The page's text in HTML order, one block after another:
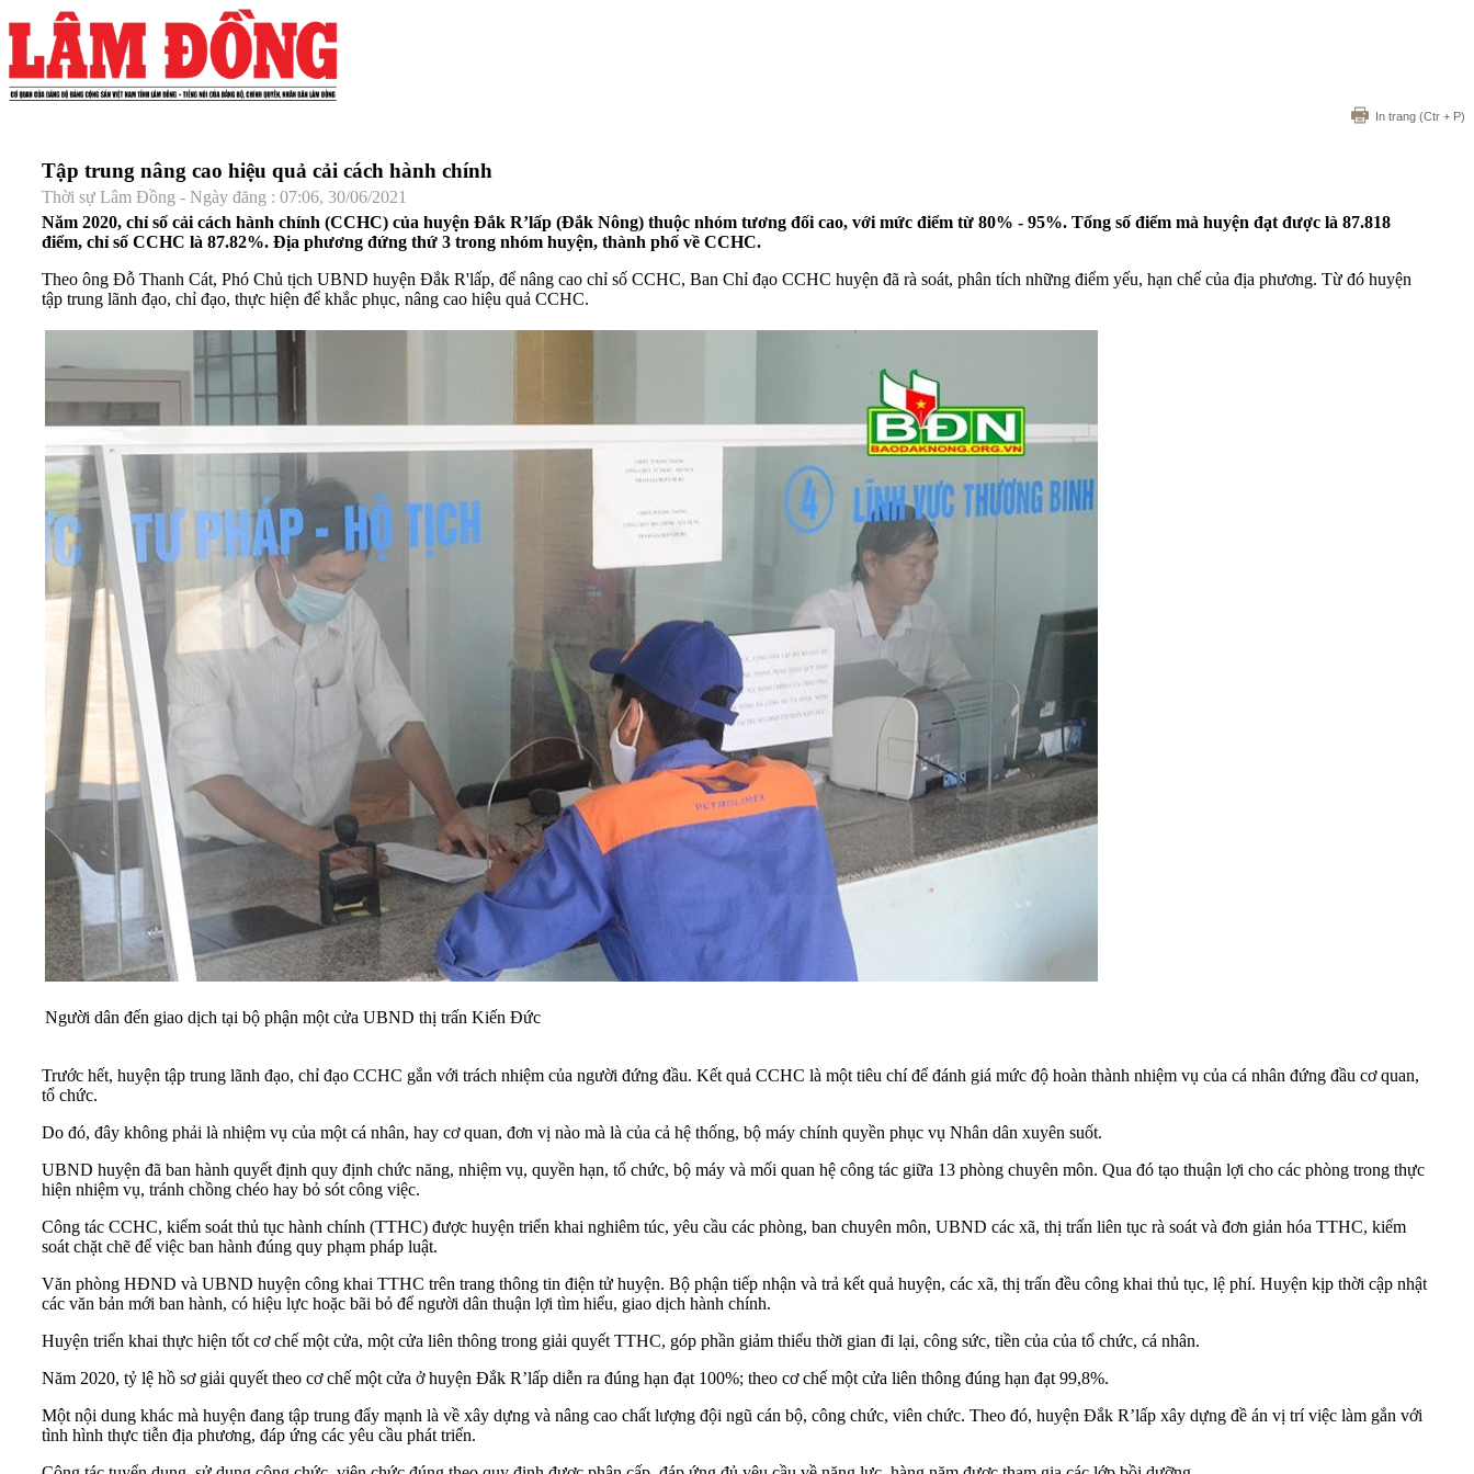
In trang (Ctr + P)
Tập trung nâng cao hiệu quả cải cách hành chính
Thời sự Lâm Đồng - Ngày đăng : 07:06, 30/06/2021
Năm 2020, chỉ số cải cách hành chính (CCHC) của huyện Đắk R’lấp (Đắk Nông) thuộc nhóm tương đối cao, với mức điểm từ 80% - 95%. Tổng số điểm mà huyện đạt được là 87.818
điểm, chỉ số CCHC là 87.82%. Địa phương đứng thứ 3 trong nhóm huyện, thành phố về CCHC.
Theo ông Đỗ Thanh Cát, Phó Chủ tịch UBND huyện Đắk R'lấp, để nâng cao chỉ số CCHC, Ban Chỉ đạo CCHC huyện đã rà soát, phân tích những điểm yếu, hạn chế của địa phương. Từ đó huyện
tập trung lãnh đạo, chỉ đạo, thực hiện để khắc phục, nâng cao hiệu quả CCHC.
Người dân đến giao dịch tại bộ phận một cửa UBND thị trấn Kiến Đức
Trước hết, huyện tập trung lãnh đạo, chỉ đạo CCHC gắn với trách nhiệm của người đứng đầu. Kết quả CCHC là một tiêu chí để đánh giá mức độ hoàn thành nhiệm vụ của cá nhân đứng đầu cơ quan,
tổ chức.
Do đó, đây không phải là nhiệm vụ của một cá nhân, hay cơ quan, đơn vị nào mà là của cả hệ thống, bộ máy chính quyền phục vụ Nhân dân xuyên suốt.
UBND huyện đã ban hành quyết định quy định chức năng, nhiệm vụ, quyền hạn, tổ chức, bộ máy và mối quan hệ công tác giữa 13 phòng chuyên môn. Qua đó tạo thuận lợi cho các phòng trong thực
hiện nhiệm vụ, tránh chồng chéo hay bỏ sót công việc.
Công tác CCHC, kiểm soát thủ tục hành chính (TTHC) được huyện triển khai nghiêm túc, yêu cầu các phòng, ban chuyên môn, UBND các xã, thị trấn liên tục rà soát và đơn giản hóa TTHC, kiểm
soát chặt chẽ để việc ban hành đúng quy phạm pháp luật.
Văn phòng HĐND và UBND huyện công khai TTHC trên trang thông tin điện tử huyện. Bộ phận tiếp nhận và trả kết quả huyện, các xã, thị trấn đều công khai thủ tục, lệ phí. Huyện kịp thời cập nhật
các văn bản mới ban hành, có hiệu lực hoặc bãi bỏ để người dân thuận lợi tìm hiểu, giao dịch hành chính.
Huyện triển khai thực hiện tốt cơ chế một cửa, một cửa liên thông trong giải quyết TTHC, góp phần giảm thiểu thời gian đi lại, công sức, tiền của của tổ chức, cá nhân.
Năm 2020, tỷ lệ hồ sơ giải quyết theo cơ chế một cửa ở huyện Đắk R’lấp diễn ra đúng hạn đạt 100%; theo cơ chế một cửa liên thông đúng hạn đạt 99,8%.
Một nội dung khác mà huyện đang tập trung đẩy mạnh là về xây dựng và nâng cao chất lượng đội ngũ cán bộ, công chức, viên chức. Theo đó, huyện Đắk R’lấp xây dựng đề án vị trí việc làm gắn với
tình hình thực tiễn địa phương, đáp ứng các yêu cầu phát triển.